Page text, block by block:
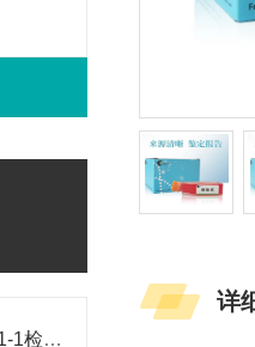
细胞角蛋白19片段抗原21-1检测试剂盒
详